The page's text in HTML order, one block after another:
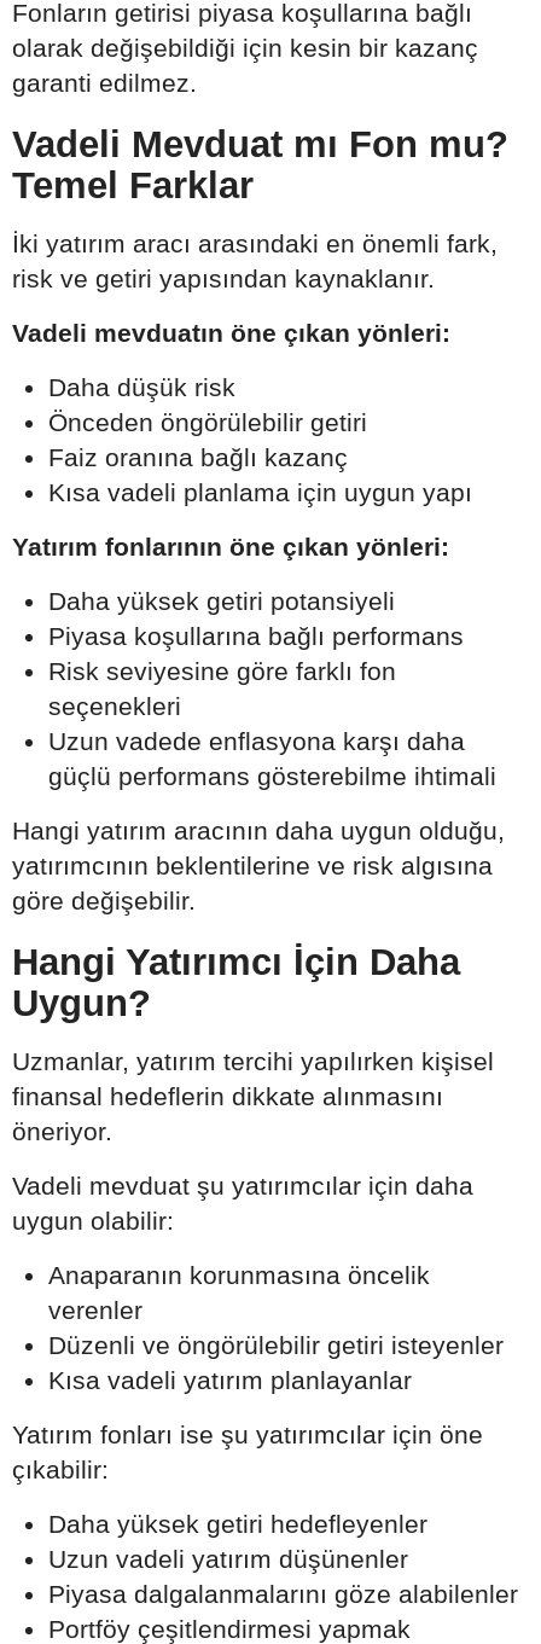
Fonların getirisi piyasa koşullarına bağlı
olarak değişebildiği için kesin bir kazanç
garanti edilmez.
Vadeli Mevduat mı Fon mu?
Temel Farklar
İki yatırım aracı arasındaki en önemli fark,
risk ve getiri yapısından kaynaklanır.
Vadeli mevduatın öne çıkan yönleri:
Daha düşük risk
Önceden öngörülebilir getiri
Faiz oranına bağlı kazanç
Kısa vadeli planlama için uygun yapı
Yatırım fonlarının öne çıkan yönleri:
Daha yüksek getiri potansiyeli
Piyasa koşullarına bağlı performans
Risk seviyesine göre farklı fon
seçenekleri
Uzun vadede enflasyona karşı daha
güçlü performans gösterebilme ihtimali
Hangi yatırım aracının daha uygun olduğu,
yatırımcının beklentilerine ve risk algısına
göre değişebilir.
Hangi Yatırımcı İçin Daha
Uygun?
Uzmanlar, yatırım tercihi yapılırken kişisel
finansal hedeflerin dikkate alınmasını
öneriyor.
Vadeli mevduat şu yatırımcılar için daha
uygun olabilir:
Anaparanın korunmasına öncelik
verenler
Düzenli ve öngörülebilir getiri isteyenler
Kısa vadeli yatırım planlayanlar
Yatırım fonları ise şu yatırımcılar için öne
çıkabilir:
Daha yüksek getiri hedefleyenler
Uzun vadeli yatırım düşünenler
Piyasa dalgalanmalarını göze alabilenler
Portföy çeşitlendirmesi yapmak